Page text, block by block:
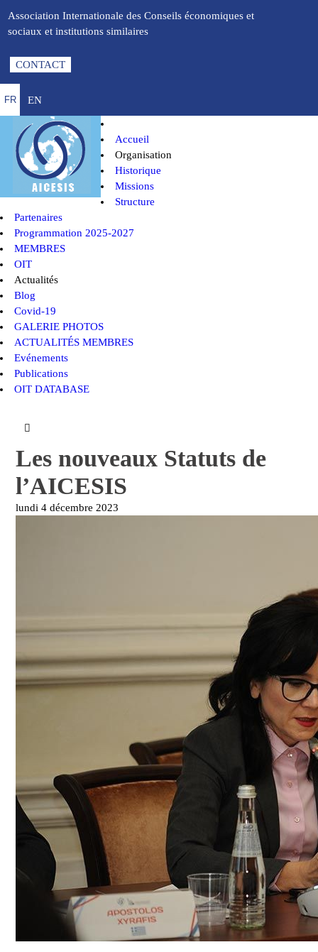
Association Internationale des Conseils économiques et
sociaux et institutions similaires
CONTACT
FR EN
Accueil
Organisation
Historique
Missions
Structure
Partenaires
Programmation 2025-2027
MEMBRES
OIT
Actualités
Blog
Covid-19
GALERIE PHOTOS
ACTUALITÉS MEMBRES
Evénements
Publications
OIT DATABASE
Les nouveaux Statuts de
l’AICESIS
lundi 4 décembre 2023